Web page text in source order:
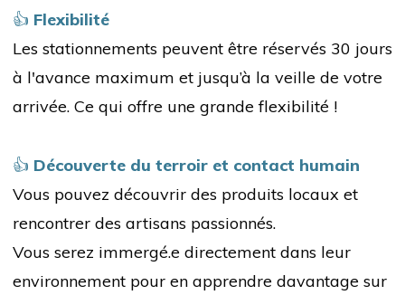
👍 Flexibilité
Les stationnements peuvent être réservés 30 jours
à l'avance maximum et jusqu’à la veille de votre
arrivée. Ce qui offre une grande flexibilité !
👍 Découverte du terroir et contact humain
Vous pouvez découvrir des produits locaux et
rencontrer des artisans passionnés.
Vous serez immergé.e directement dans leur
environnement pour en apprendre davantage sur